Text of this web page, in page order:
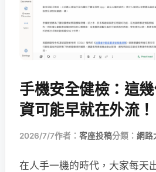
手機安全健檢：這
資可能早就在外流！
2026/7/7作者： 客座投稿分類： 網路
在人手一機的時代，大家每天